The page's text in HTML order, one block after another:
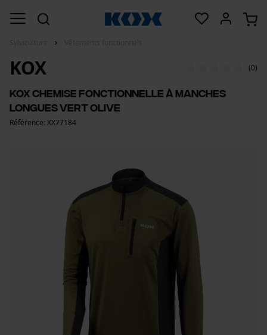
KOX (0)
KOX Chemise fonctionnelle à manches
longues Vert olive
Référence: XX77184